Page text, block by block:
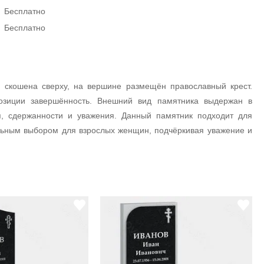
Бесплатно
Бесплатно
сверху, на вершине размещён православный крест.
завершённость. Внешний вид памятника выдержан в
сдержанности и уважения. Данный памятник подходит для
выбором для взрослых женщин, подчёркивая уважение и